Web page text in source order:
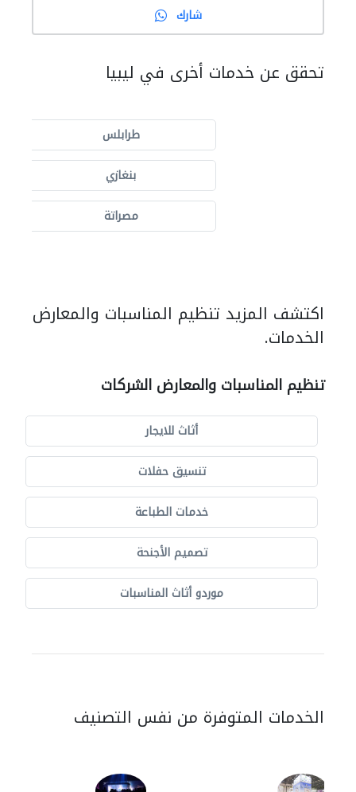
شارك
تحقق عن خدمات أخرى في ليبيا
طرابلس
بنغازي
مصراتة
اكتشف المزيد تنظيم المناسبات والمعارض
الخدمات.
تنظيم المناسبات والمعارض الشركات
أثاث للايجار
تنسيق حفلات
خدمات الطباعة
تصميم الأجنحة
موردو أثاث المناسبات
الخدمات المتوفرة من نفس التصنيف